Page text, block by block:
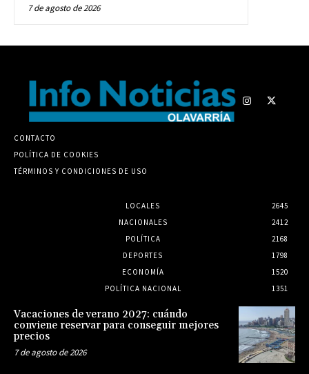
7 de agosto de 2026
CONTACTO
POLÍTICA DE COOKIES
TÉRMINOS Y CONDICIONES DE USO
LOCALES
2645
NACIONALES
2412
POLÍTICA
2168
DEPORTES
1798
ECONOMÍA
1520
POLÍTICA NACIONAL
1351
Vacaciones de verano 2027: cuándo
conviene reservar para conseguir mejores
precios
7 de agosto de 2026